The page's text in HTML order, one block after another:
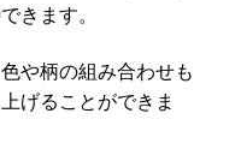
きます。
や柄の組み合わせも
げることができま